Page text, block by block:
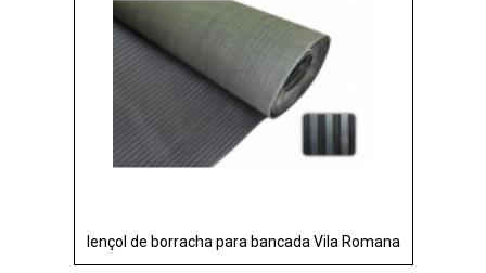
lençol de borracha para bancada Vila Romana